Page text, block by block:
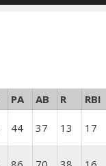
PA AB R
RBI
44 37 13 17